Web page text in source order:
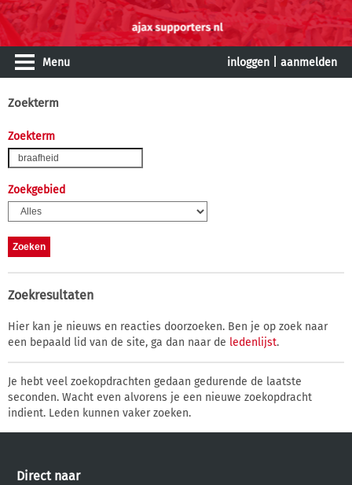
Menu inloggen aanmelden
Zoekterm
Zoekterm
Zoekgebied
Zoekresultaten
Hier kan je nieuws en reacties doorzoeken. Ben je op zoek naar
een bepaald lid van de site, ga dan naar de ledenlijst.
Je hebt veel zoekopdrachten gedaan gedurende de laatste
seconden. Wacht even alvorens je een nieuwe zoekopdracht
indient. Leden kunnen vaker zoeken.
Direct naar